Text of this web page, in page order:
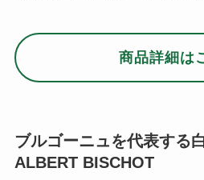
商品詳細は
ブルゴーニュを代表する
ALBERT BISCHOT